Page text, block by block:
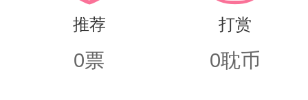
推荐
0票
打赏
0耽币